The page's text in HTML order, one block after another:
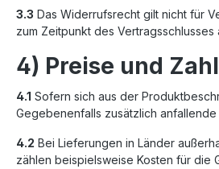
3.3 Das Widerrufsrecht gilt nicht für
zum Zeitpunkt des
4) Preise und
4.1 Sofern sich aus der
Gegebenenfalls zusätzlich
4.2 Bei Lieferungen in Länder
zählen beispielsweise Kosten für die